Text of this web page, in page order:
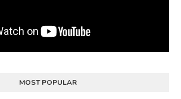
MOST POPULAR